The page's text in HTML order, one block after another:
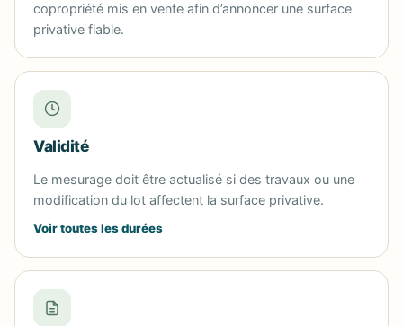
copropriété mis en vente afin d’annoncer une surface
privative fiable.
Validité
Le mesurage doit être actualisé si des travaux ou une
modification du lot affectent la surface privative.
Voir toutes les durées